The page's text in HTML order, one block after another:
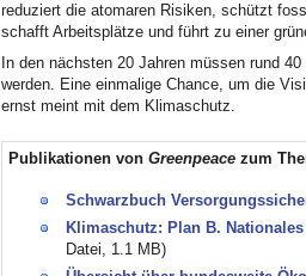
reduziert die atomaren Risiken, schützt
schafft Arbeitsplätze und führt zu einer
In den nächsten 20 Jahren müssen rund
werden. Eine einmalige Chance, um die
ernst meint mit dem Klimaschutz.
Publikationen von Greenpeace zum
Schwarzbuch
Klimaschutz: Plan B.
Datei, 1.1 MB)